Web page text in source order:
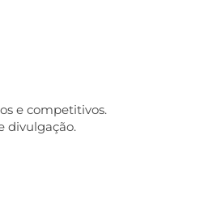
e competitivos.
divulgação.